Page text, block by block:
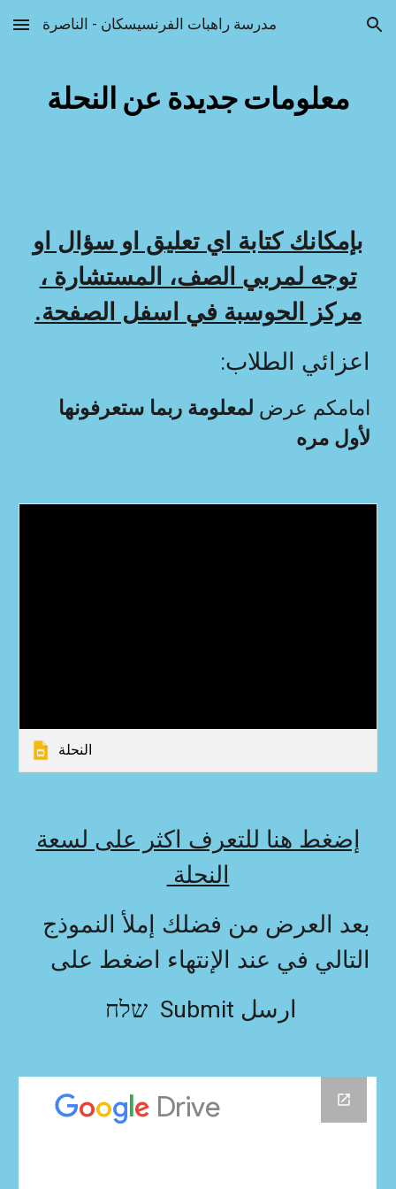
Skip to main content Skip to navigationمدرسة راهبات الفرنسيسكان - الناصرة
معلومات جديدة عن النحلة
بإمكانك كتابة اي تعليق او سؤال او
توجه لمربي الصف، المستشارة ،
مركز الحوسبة في اسفل الصفحة.
اعزائي الطلاب:
امامكم عرض لمعلومة ربما ستعرفونها
لأول مره
النحلة
إضغط هنا للتعرف اكثر على لسعة
النحلة
بعد العرض من فضلك إملأ النموذج
التالي في عند الإنتهاء اضغط على
ارسل Submit שלח